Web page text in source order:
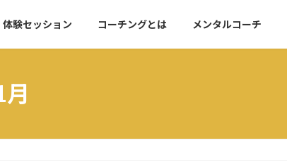
体験セッション コーチングとは メンタルコーチ